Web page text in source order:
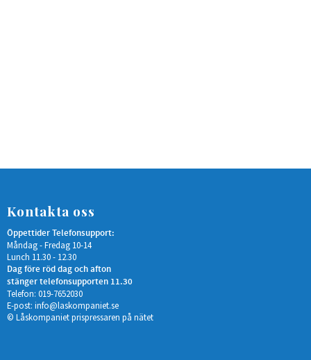
Kontakta oss
Öppettider Telefonsupport:
Måndag - Fredag 10-14
Lunch 11.30 - 12.30
Dag före röd dag och afton
stänger telefonsupporten 11.30
Telefon: 019-7652030
E-post: info@laskompaniet.se
© Låskompaniet prispressaren på nätet